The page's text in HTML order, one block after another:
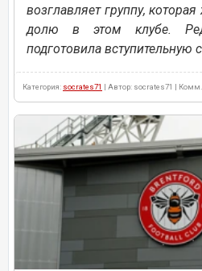
возглавляет группу,
долю в этом клубе.
подготовила вступительную
Категория: socrates71 | Автор: socrates71 |